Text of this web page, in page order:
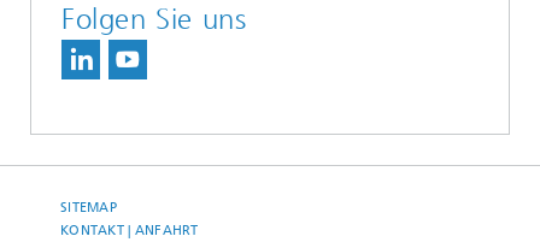
Folgen Sie uns
SITEMAP
KONTAKT | ANFAHRT